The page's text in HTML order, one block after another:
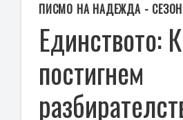
ПИСМО НА НАДЕЖДА -
Единството:
постигнем